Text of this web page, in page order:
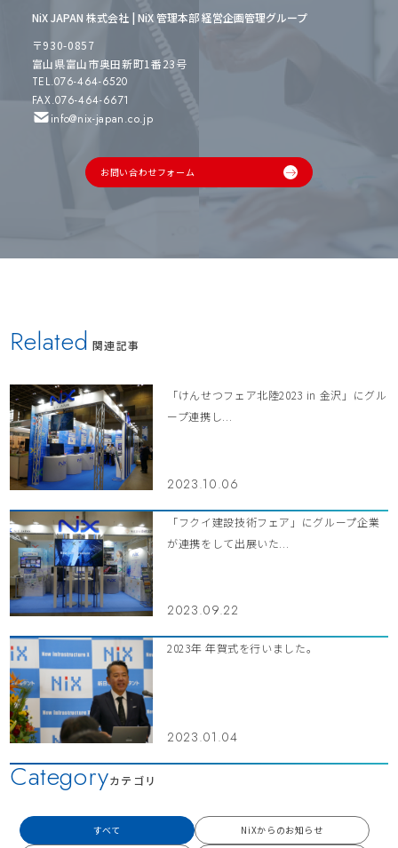
NiX JAPAN 株式会社 | NiX 管理本部 経営企画管理グループ
〒930-0857
富山県富山市奥田新町1番23号
TEL.076-464-6520
FAX.076-464-6671
info@nix-japan.co.jp
お問い合わせフォーム
Related 関連記事
「けんせつフェア北陸2023 in 金沢」にグル
ープ連携し...
2023.10.06
「フクイ建設技術フェア」にグループ企業
が連携をして出展いた...
2023.09.22
2023年 年賀式を行いました。
2023.01.04
Categoryカテゴリ
すべて NiXからのお知らせ